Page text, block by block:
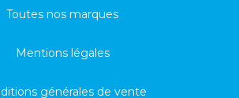
Toutes nos marques
Mentions légales
générales de vente